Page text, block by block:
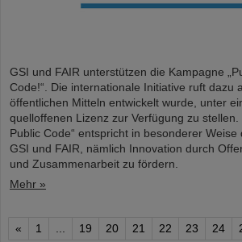
GSI und FAIR unterstützen die Kampagne
Code!“. Die internationale Initiative ruft dazu
öffentlichen Mitteln entwickelt wurde, unter
quelloffenen Lizenz zur Verfügung zu stellen.
Public Code“ entspricht in besonderer
GSI und FAIR, nämlich Innovation durch
und Zusammenarbeit zu fördern.
Mehr »
« 1 19 20 21 22 23 24